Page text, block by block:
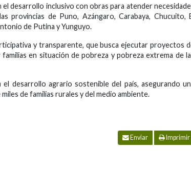
desarrollo inclusivo con obras para atender
provincias de Puno, Azángaro, Carabaya, Chucuito,
de Putina y Yunguyo.
y transparente, que busca ejecutar proyectos
en situación de pobreza y pobreza extrema de
desarrollo agrario sostenible del país, asegurando
de familias rurales y del medio ambiente.
Enviar Imprimir